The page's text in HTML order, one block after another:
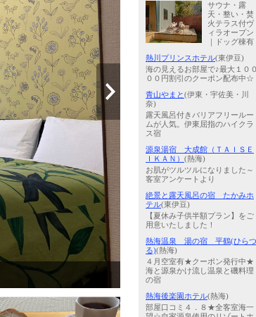
熱海海上花火大会。打ちあ
サウナ・露
天・整い・焚
火テラス付ヴ
ィラオープン
｜ドッグ棟有
熱川プリンスホテル(東伊豆)
海の見えるお部屋で♪最大１０
００円割引のクーポン配布中☆
青山やまと(伊東・宇佐美・川
奈)
露天風呂付きバリアフリールー
ムが人気。伊東屈指のハイクラ
ス宿
源泉湯宿 大成館（ＴＡＩＳＥ
ＩＫＡＮ） (熱海)
お肌がツルツルになりました～
客室アンケートより
絶景と露天風呂の宿 たかみホ
テル(東伊豆)
【夏休み子供半額プラン】をご
用意いたしました！
熱海温泉 湯の宿 平鶴(ひらつ
る)(熱海)
４月空室有★クーポン発行中★
海と源泉かけ流し温泉と磯料理
の宿
熱海後楽園ホテル(熱海)
部屋口コミ４．８★全客室海一